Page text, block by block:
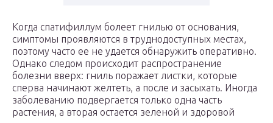
Когда спатифиллум болеет гнилью от основания,
симптомы проявляются в труднодоступных местах,
поэтому часто ее не удается обнаружить оперативно.
Однако следом происходит распространение
болезни вверх: гниль поражает листки, которые
сперва начинают желтеть, а после и засыхать. Иногда
заболеванию подвергается только одна часть
растения, а вторая остается зеленой и здоровой